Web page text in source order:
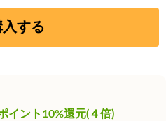
入する
イント10%還元(４倍)